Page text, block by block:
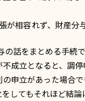
が相容れず、財産
の話をまとめる手
成立となると、調
申立があった場合
してもそれほど結